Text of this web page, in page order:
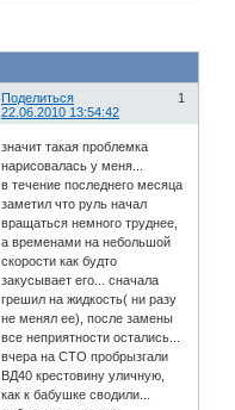
Поделиться
1
22.06.2010 13:54:42
значит такая проблемка
нарисовалась у меня...
в течение последнего месяца
заметил что руль начал
вращаться немного труднее,
а временами на небольшой
скорости как будто
закусывает его... сначала
грешил на жидкость( ни разу
не менял ее), после замены
все неприятности остались...
вчера на СТО пробрызгали
ВД40 крестовину уличную,
как к бабушке сводили...